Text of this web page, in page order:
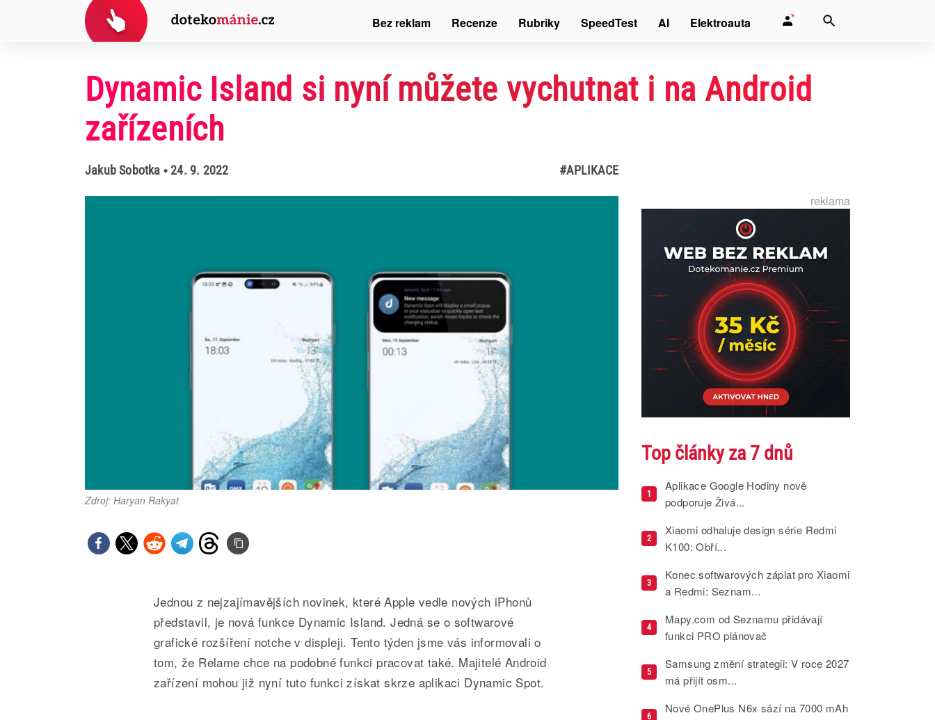
Dynamic Island si nyní můžete vychutnat i na Android
zařízeních
Jakub Sobotka • 24. 9. 2022 #APLIKACE
Zdroj: Haryan Rakyat
Jednou z nejzajímavějších novinek, které Apple vedle nových iPhonů
představil, je nová funkce Dynamic Island. Jedná se o softwarové
grafické rozšíření notche v displeji. Tento týden jsme vás informovali o
tom, že Relame chce na podobné funkci pracovat také. Majitelé Android
zařízení mohou již nyní tuto funkci získat skrze aplikaci Dynamic Spot.
reklama
Top články za 7 dnů
1
Aplikace Google Hodiny nově
podporuje Živá...
2
Xiaomi odhaluje design série Redmi
K100: Obří...
3
Konec softwarových záplat pro Xiaomi
a Redmi: Seznam...
4
Mapy.com od Seznamu přidávají
funkci PRO plánovač
5
Samsung změní strategii: V roce 2027
má přijít osm...
6
Nové OnePlus N6x sází na 7000 mAh
Bez reklam Recenze Rubriky SpeedTest AI Elektroauta